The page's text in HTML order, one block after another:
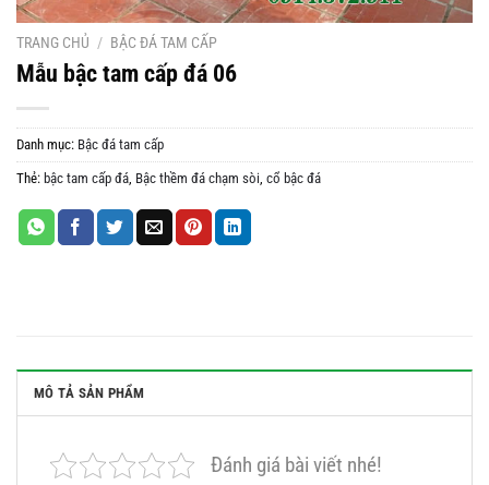
TRANG CHỦ / BẬC ĐÁ TAM CẤP
Mẫu bậc tam cấp đá 06
Danh mục: Bậc đá tam cấp
Thẻ: bậc tam cấp đá, Bậc thềm đá chạm sòi, cổ bậc đá
MÔ TẢ SẢN PHẨM
Đánh giá bài viết nhé!